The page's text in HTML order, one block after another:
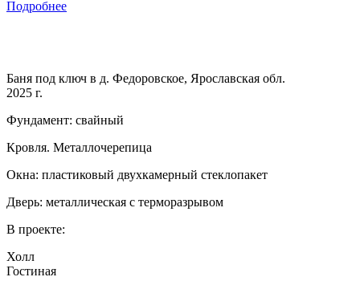
Подробнее
Баня под ключ в д. Федоровское, Ярославская обл.
2025 г.
Фундамент: свайный
Кровля. Металлочерепица
Окна: пластиковый двухкамерный стеклопакет
Дверь: металлическая с терморазрывом
В проекте:
Холл
Гостиная